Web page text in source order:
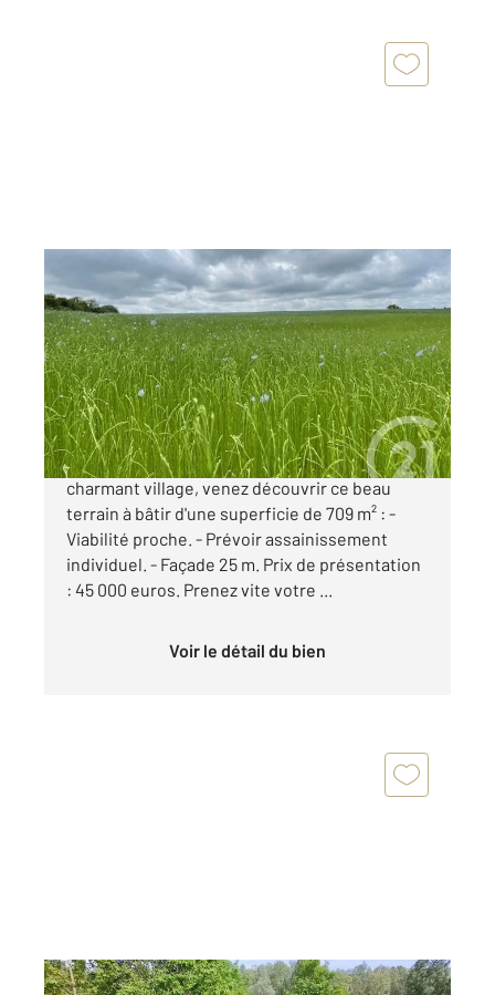
GISORS 27
709 m2
Ref : 677429
Terrain à vendre
45 000 €
Situé à seulement 10 kms de GISORS, dans
charmant village, venez découvrir ce beau
terrain à bâtir d'une superficie de 709 m² : -
Viabilité proche. - Prévoir assainissement
individuel. - Façade 25 m. Prix de présentation
: 45 000 euros. Prenez vite votre ...
Voir le détail du bien